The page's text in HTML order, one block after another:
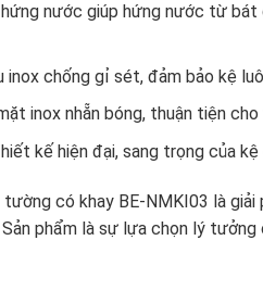
hứng nước giúp hứng nước từ
inox chống gỉ sét, đảm bảo kệ
inox nhẵn bóng, thuận tiện
kế hiện đại, sang trọng của
có khay BE-NMKI03 là
phẩm là sự lựa chọn lý